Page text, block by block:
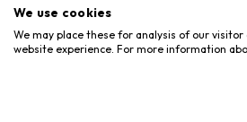
We use cookies
We may place these for analysis of our
website experience. For more information